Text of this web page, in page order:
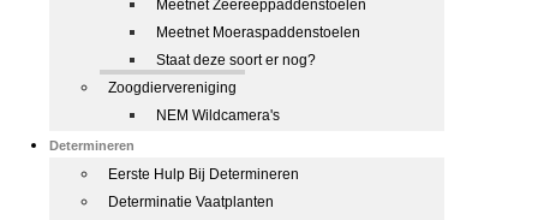
Meetnet Zeereeppaddenstoelen
Meetnet Moeraspaddenstoelen
Staat deze soort er nog?
Zoogdiervereniging
NEM Wildcamera's
Determineren
Eerste Hulp Bij Determineren
Determinatie Vaatplanten